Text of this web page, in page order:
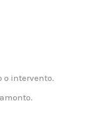
o intervento.